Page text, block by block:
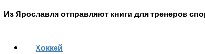
Из Ярославля отправляют книги для тренеров
Хоккей